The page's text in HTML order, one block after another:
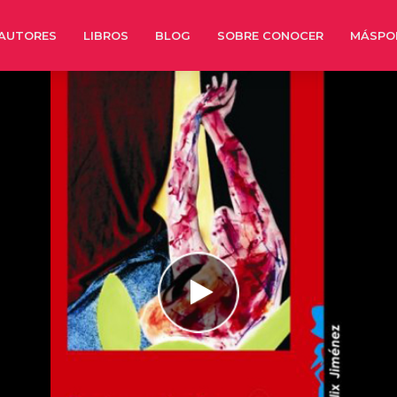
LIBROS BLOG SOBRE CONOCER